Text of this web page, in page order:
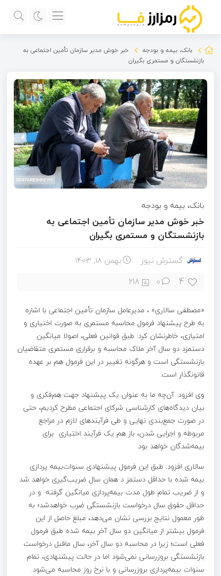
بانک، بیمه و بودجه
خبر خوش مدیر سازمان تأمین اجتماعی به
بازنشستگان و مستمری بگیران
بانک، بیمه و بودجه
خبر خوش مدیر سازمان تأمین اجتماعی به
بازنشستگان و مستمری بگیران
گسترش نیوز بهمن ۱۸, ۱۴۰۳
4
0
218
«مصطفی سالاری» ، مدیرعامل سازمان تأمین اجتماعی با اشاره
به طرح پیشنهاد فرمول محاسبه مستمری به صورت اختیاری و
امتیازی، خاطرنشان کرد: طبق قوانین فعلی، اصولا میانگین
دستمزد دو سال آخر ملاک محاسبه و برقراری مستمری متقاضیان
بازنشستگی است و هرگونه تغییر در این فرمول هم بر عهده
قانونگذار است.
وی افزود: آن‌چه ما به عنوان یک پیشنهاد جهت هم‌فکری و
بیان دیدگاه‌های کارشناسی شرکای اجتماعی مطرح کردیم، حتی
در صورت جمع‌بندی نهایی و طی فرآیندهای لازم در مراجع
مربوطه و اجرایی شدن، باز هم یک فرآیند اختیاری برای
بیمه‌شدگان خواهد بود.
سالاری افزود: طبق این فرمول پیشنهادی سنوات‌بیمه پردازی
بیمه شده با حداقل دستمز د همان سال ضریب‌گیری خواهد شد
و از ضریب تمام طول مدت بیمه‌پردازی میانگین گرفته و در
حداقل حقوق سال درخواست بازنشستگی ضرب خواهدشد؛ به
طور معمول نتایج بررسی نشان می‌دهد، مبلغ حاصل از این
فرمول بیشتر از میانگین دو سال آخر بیمه شده طبق فرمول
فعلی است؛ زیرا در محاسبه دو سال آخر، سال ماقبل درخواست
بازنشستگی بروزرسانی نمی‌شود اما در حالت پیشنهادی، تمام
سنوات بیمه‌پردازی بروزرسانی و با نرخ روز محاسبه می‌شود.